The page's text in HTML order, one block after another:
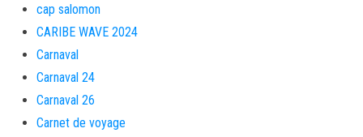
cap salomon
CARIBE WAVE 2024
Carnaval
Carnaval 24
Carnaval 26
Carnet de voyage